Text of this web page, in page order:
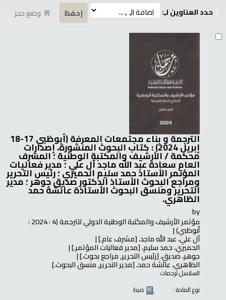
حدد العناوين لـِ:
وضع حجز
الترجمة و بناء مجتمعات المعرفة (أبوظبي 17-18
إبريل 2024) : كتاب البحوث المنشورة، إصدارات
محكمة /الأرشيف والمكتبة الوطنية ؛ المشرف
العام سعادة عبد الله ماجد آل علي ؛ مدير فعاليات
المؤتمر الأستاذ حمد سليم الحميري ؛ رئيس التحرير
ومراجع البحوث الأستاذ الدكتور صديق جوهر ؛ مدير
التحرير ومنسق البحوث الأستاذة عائشة حمد
الظاهري.
by
مؤتمر الأرشيف والمكتبة الوطنية الدولي للترجمة (4 : 2024 :
أبوظبي)
آل علي، عبد الله ماجد،[مشرف عام.]
الحميري، حمد سليم،[مدير فعاليات المؤتمر.]
جوهر، صديق،[رئيس التحرير, مراجع بحوث.]
الظاهري، عائشة حمد،[مدير التحرير, منسق البحوث.]
السلاسل:ترجمات
نوع المادة :
ضبط